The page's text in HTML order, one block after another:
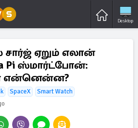
Desktop
சார்ஜ் ஏறும் எலான்
Pi ஸ்மார்ட்போன்:
என்னென்ன?
SpaceX
Smart Watch